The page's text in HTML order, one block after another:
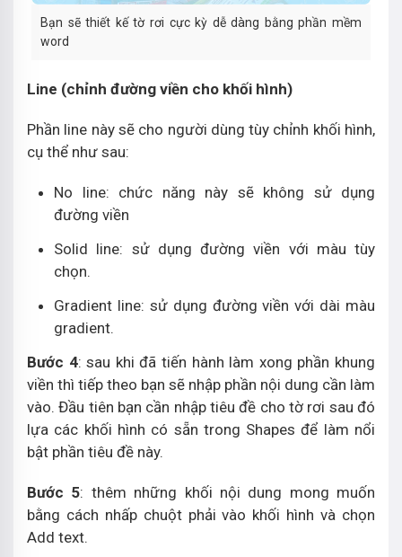
Bạn sẽ thiết kế tờ rơi cực kỳ dễ dàng bằng phần mềm
word
Line (chỉnh đường viền cho khối hình)
Phần line này sẽ cho người dùng tùy chỉnh khối hình,
cụ thể như sau:
No line: chức năng này sẽ không sử dụng
đường viền
Solid line: sử dụng đường viền với màu tùy
chọn.
Gradient line: sử dụng đường viền với dài màu
gradient.
Bước 4: sau khi đã tiến hành làm xong phần khung
viền thì tiếp theo bạn sẽ nhập phần nội dung cần làm
vào. Đầu tiên bạn cần nhập tiêu đề cho tờ rơi sau đó
lựa các khối hình có sẵn trong Shapes để làm nổi
bật phần tiêu đề này.
Bước 5: thêm những khối nội dung mong muốn
bằng cách nhấp chuột phải vào khối hình và chọn
Add text.